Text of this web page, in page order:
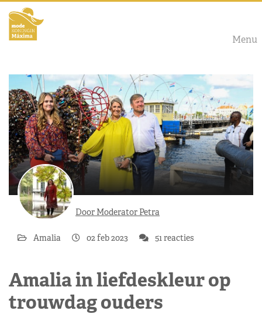
Menu
Door Moderator Petra
Amalia 02 feb 2023 51 reacties
Amalia in liefdeskleur op
trouwdag ouders